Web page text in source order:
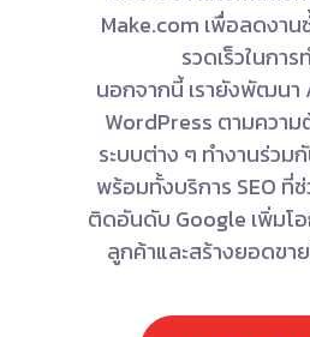
Make.com เพื่อลดงาน
รวดเร็วในการ
นอกจากนี้ เรายังพัฒนา
WordPress ตามความ
ระบบต่าง ๆ ทำงานร่วม
พร้อมทั้งบริการ SEO ที่
ติดอันดับ Google เพิ่มโอ
ลูกค้าและสร้างยอดขา